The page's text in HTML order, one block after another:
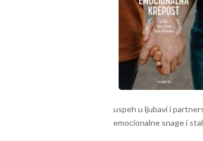
uspeh u ljubavi i
emocionalne snage i